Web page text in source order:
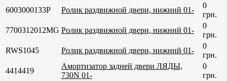
6003000133P Ролик раздвижной двери, нижний 01-
0
грн.
7700312012MG Ролик раздвижной двери, нижний 01-
0
грн.
RWS1045
Ролик раздвижной двери, нижний 01-
0
грн.
4414419
Амортизатор задней двери ЛЯДЫ,
730N 01-
0
грн.